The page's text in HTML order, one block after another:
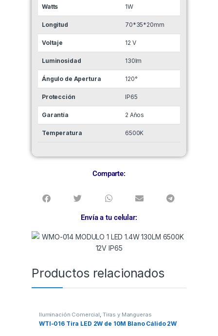
Watts 1W
Longitud 70*35*20mm
Voltaje 12 V
Luminosidad 130lm
Ángulo de Apertura 120°
Protección IP65
Garantía 2 Años
Temperatura 6500K
Comparte:
Envía a tu celular:
Productos relacionados
Iluminación Comercial, Tiras y Mangueras
WTI-016 Tira LED 2W de 10M Blano Cálido 2W